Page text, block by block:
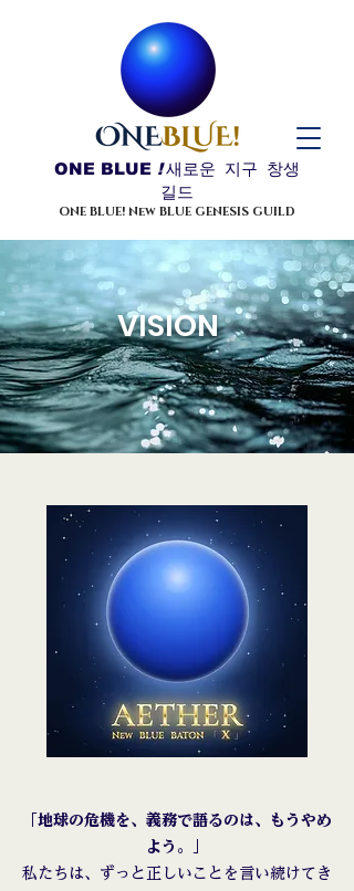
ONE BLUE ! 새로운 지구 창생
길드
ONE BLUE! New BLUE GENESIS GUILD
​VISION
「地球の危機を、義務で語るのは、もうやめ
よう。」​
私たちは、ずっと正しいことを言い続けてき